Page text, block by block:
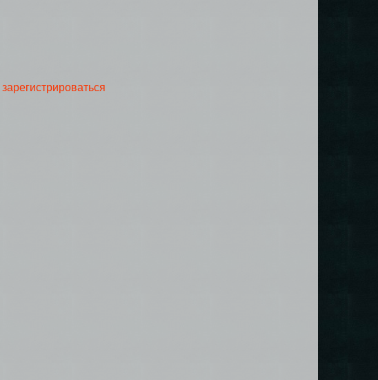
зарегистрироваться